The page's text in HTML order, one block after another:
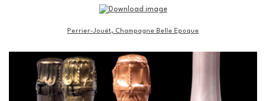
Perrier-Jouët, Champagne Belle Epoque